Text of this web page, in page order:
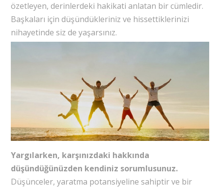
özetleyen, derinlerdeki hakikati anlatan bir cümledir.
Başkaları için düşündükleriniz ve hissettiklerinizi
nihayetinde siz de yaşarsınız.
Yargılarken, karşınızdaki hakkında
düşündüğünüzden kendiniz sorumlusunuz.
Düşünceler, yaratma potansiyeline sahiptir ve bir